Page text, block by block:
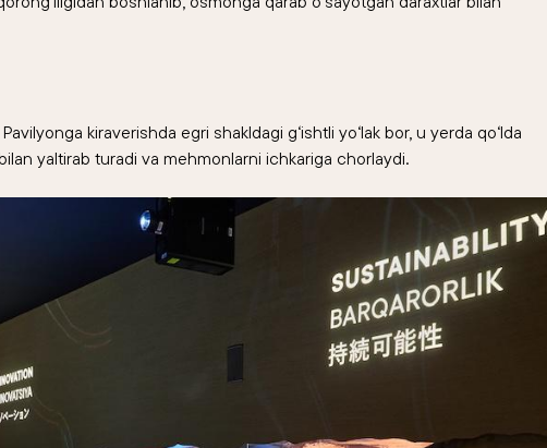
kiraverishda egri shakldagi g‘ishtli yo‘lak bor, u yerda qo‘lda
yaltirab turadi va mehmonlarni ichkariga chorlaydi.